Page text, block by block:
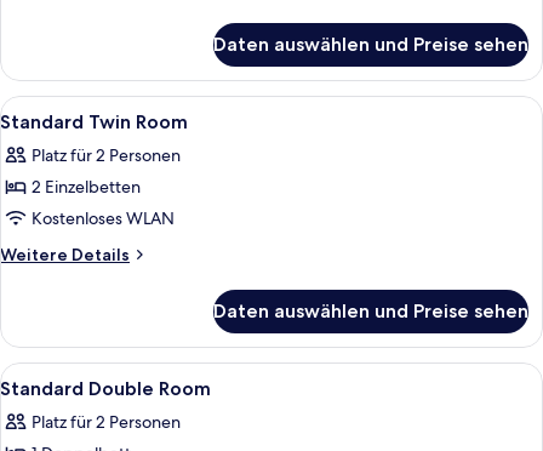
Nichtraucher
(Moderate)
Daten auswählen und Preise sehen
Alle
Fotos
für
Standard
Twin
Room
Ein Hotelzimmer mit zwei Betten,
1
Standard Twin Room
Platz für 2 Personen
2 Einzelbetten
Kostenloses WLAN
Weitere Details
Weitere
Twin
Room
Daten auswählen und Preise sehen
Alle
Fotos
für
Ein Hotelzimmer mit Bett,
1
Standard Double Room
Platz für 2 Personen